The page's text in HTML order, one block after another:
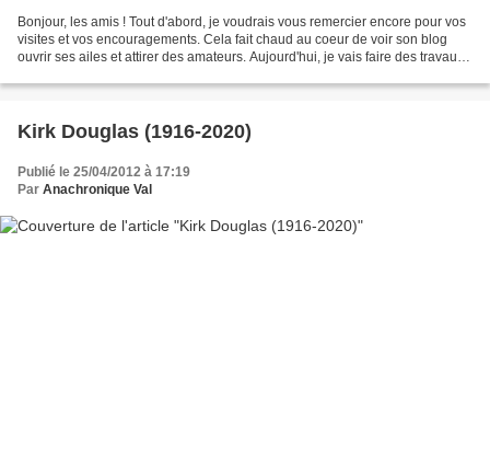
Bonjour, les amis ! Tout d'abord, je voudrais vous remercier encore pour vos
visites et vos encouragements. Cela fait chaud au coeur de voir son blog
ouvrir ses ailes et attirer des amateurs. Aujourd'hui, je vais faire des travaux !
Kirk Douglas (1916-2020)
Publié le 25/04/2012 à 17:19
Par Anachronique Val